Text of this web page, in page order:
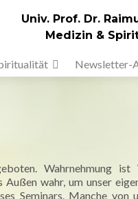
Univ. Prof. Dr.
Medizin &
Newsletter-
Wahrnehmung
wahr, um unser
Seminars. Manche von